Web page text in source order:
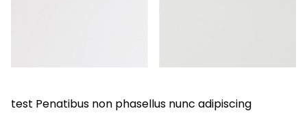
test Penatibus non phasellus nunc adipiscing